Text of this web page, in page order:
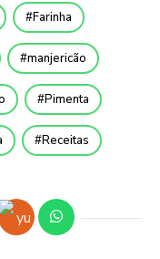
Farinha
manjericão
Pimenta
Receitas